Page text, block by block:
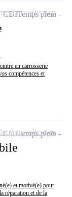
en carrosserie
compétences et
CDITemps plein
à ma sélection
et motivé(e) pour
réparation et de la
CDITemps plein
à ma sélection